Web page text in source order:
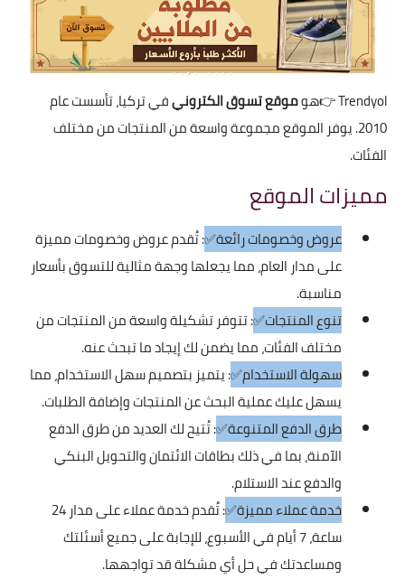
Trendyol👉هوموقع تسوق الكترونيفي تركيا، تأسست عام
2010. يوفر الموقع مجموعة واسعة من المنتجات من مختلف
الفئات.
مميزات الموقع
عروض وخصومات رائعة✅: تُقدم عروض وخصومات مميزة
على مدار العام، مما يجعلها وجهة مثالية للتسوق بأسعار
مناسبة.
تنوع المنتجات✅: تتوفر تشكيلة واسعة من المنتجات من
مختلف الفئات، مما يضمن لك إيجاد ما تبحث عنه.
سهولة الاستخدام✅: يتميز بتصميم سهل الاستخدام، مما
يسهل عليك عملية البحث عن المنتجات وإضافة الطلبات.
طرق الدفع المتنوعة✅: تُتيح لك العديد من طرق الدفع
الآمنة، بما في ذلك بطاقات الائتمان والتحويل البنكي
والدفع عند الاستلام.
خدمة عملاء مميزة✅
: تُقدم خدمة عملاء على مدار 24
ساعة، 7 أيام في الأسبوع، للإجابة على جميع أسئلتك
ومساعدتك في حل أي مشكلة قد تواجهها.